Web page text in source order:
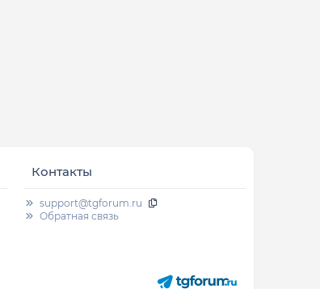
Контакты
support@tgforum.ru
Обратная связь